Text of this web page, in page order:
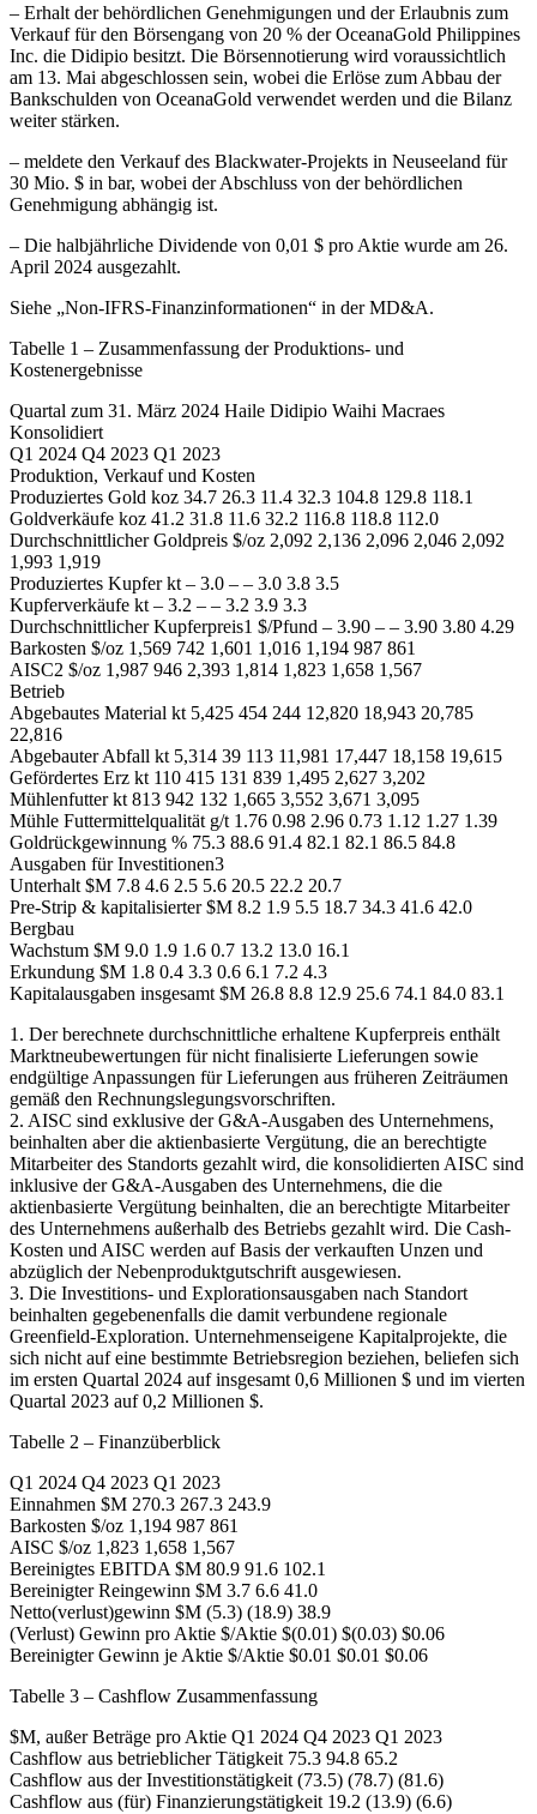
– Erhalt der behördlichen Genehmigungen und der Erlaubnis zum
Verkauf für den Börsengang von 20 % der OceanaGold Philippines
Inc. die Didipio besitzt. Die Börsennotierung wird voraussichtlich
am 13. Mai abgeschlossen sein, wobei die Erlöse zum Abbau der
Bankschulden von OceanaGold verwendet werden und die Bilanz
weiter stärken.
– meldete den Verkauf des Blackwater-Projekts in Neuseeland für
30 Mio. $ in bar, wobei der Abschluss von der behördlichen
Genehmigung abhängig ist.
– Die halbjährliche Dividende von 0,01 $ pro Aktie wurde am 26.
April 2024 ausgezahlt.
Siehe „Non-IFRS-Finanzinformationen“ in der MD&A.
Tabelle 1 – Zusammenfassung der Produktions- und
Kostenergebnisse
Quartal zum 31. März 2024 Haile Didipio Waihi Macraes
Konsolidiert
Q1 2024 Q4 2023 Q1 2023
Produktion, Verkauf und Kosten
Produziertes Gold koz 34.7 26.3 11.4 32.3 104.8 129.8 118.1
Goldverkäufe koz 41.2 31.8 11.6 32.2 116.8 118.8 112.0
Durchschnittlicher Goldpreis $/oz 2,092 2,136 2,096 2,046 2,092
1,993 1,919
Produziertes Kupfer kt – 3.0 – – 3.0 3.8 3.5
Kupferverkäufe kt – 3.2 – – 3.2 3.9 3.3
Durchschnittlicher Kupferpreis1 $/Pfund – 3.90 – – 3.90 3.80 4.29
Barkosten $/oz 1,569 742 1,601 1,016 1,194 987 861
AISC2 $/oz 1,987 946 2,393 1,814 1,823 1,658 1,567
Betrieb
Abgebautes Material kt 5,425 454 244 12,820 18,943 20,785
22,816
Abgebauter Abfall kt 5,314 39 113 11,981 17,447 18,158 19,615
Gefördertes Erz kt 110 415 131 839 1,495 2,627 3,202
Mühlenfutter kt 813 942 132 1,665 3,552 3,671 3,095
Mühle Futtermittelqualität g/t 1.76 0.98 2.96 0.73 1.12 1.27 1.39
Goldrückgewinnung % 75.3 88.6 91.4 82.1 82.1 86.5 84.8
Ausgaben für Investitionen3
Unterhalt $M 7.8 4.6 2.5 5.6 20.5 22.2 20.7
Pre-Strip & kapitalisierter $M 8.2 1.9 5.5 18.7 34.3 41.6 42.0
Bergbau
Wachstum $M 9.0 1.9 1.6 0.7 13.2 13.0 16.1
Erkundung $M 1.8 0.4 3.3 0.6 6.1 7.2 4.3
Kapitalausgaben insgesamt $M 26.8 8.8 12.9 25.6 74.1 84.0 83.1
1. Der berechnete durchschnittliche erhaltene Kupferpreis enthält
Marktneubewertungen für nicht finalisierte Lieferungen sowie
endgültige Anpassungen für Lieferungen aus früheren Zeiträumen
gemäß den Rechnungslegungsvorschriften.
2. AISC sind exklusive der G&A-Ausgaben des Unternehmens,
beinhalten aber die aktienbasierte Vergütung, die an berechtigte
Mitarbeiter des Standorts gezahlt wird, die konsolidierten AISC sind
inklusive der G&A-Ausgaben des Unternehmens, die die
aktienbasierte Vergütung beinhalten, die an berechtigte Mitarbeiter
des Unternehmens außerhalb des Betriebs gezahlt wird. Die Cash-
Kosten und AISC werden auf Basis der verkauften Unzen und
abzüglich der Nebenproduktgutschrift ausgewiesen.
3. Die Investitions- und Explorationsausgaben nach Standort
beinhalten gegebenenfalls die damit verbundene regionale
Greenfield-Exploration. Unternehmenseigene Kapitalprojekte, die
sich nicht auf eine bestimmte Betriebsregion beziehen, beliefen sich
im ersten Quartal 2024 auf insgesamt 0,6 Millionen $ und im vierten
Quartal 2023 auf 0,2 Millionen $.
Tabelle 2 – Finanzüberblick
Q1 2024 Q4 2023 Q1 2023
Einnahmen $M 270.3 267.3 243.9
Barkosten $/oz 1,194 987 861
AISC $/oz 1,823 1,658 1,567
Bereinigtes EBITDA $M 80.9 91.6 102.1
Bereinigter Reingewinn $M 3.7 6.6 41.0
Netto(verlust)gewinn $M (5.3) (18.9) 38.9
(Verlust) Gewinn pro Aktie $/Aktie $(0.01) $(0.03) $0.06
Bereinigter Gewinn je Aktie $/Aktie $0.01 $0.01 $0.06
Tabelle 3 – Cashflow Zusammenfassung
$M, außer Beträge pro Aktie Q1 2024 Q4 2023 Q1 2023
Cashflow aus betrieblicher Tätigkeit 75.3 94.8 65.2
Cashflow aus der Investitionstätigkeit (73.5) (78.7) (81.6)
Cashflow aus (für) Finanzierungstätigkeit 19.2 (13.9) (6.6)